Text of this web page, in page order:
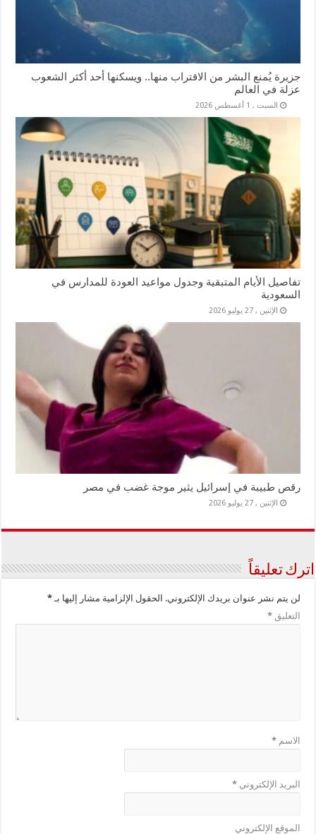
جزيرة يُمنع البشر من الاقتراب منها.. ويسكنها أحد أكثر الشعوب
عزلة في العالم
السبت , 1 أغسطس 2026
تفاصيل الأيام المتبقية وجدول مواعيد العودة للمدارس في
السعودية
الإثنين , 27 يوليو 2026
رقص طبيبة في إسرائيل يثير موجة غضب في مصر
الإثنين , 27 يوليو 2026
اترك تعليقاً
لن يتم نشر عنوان بريدك الإلكتروني. الحقول الإلزامية مشار إليها بـ*
التعليق*
الاسم*
البريد الإلكتروني*
الموقع الإلكتروني